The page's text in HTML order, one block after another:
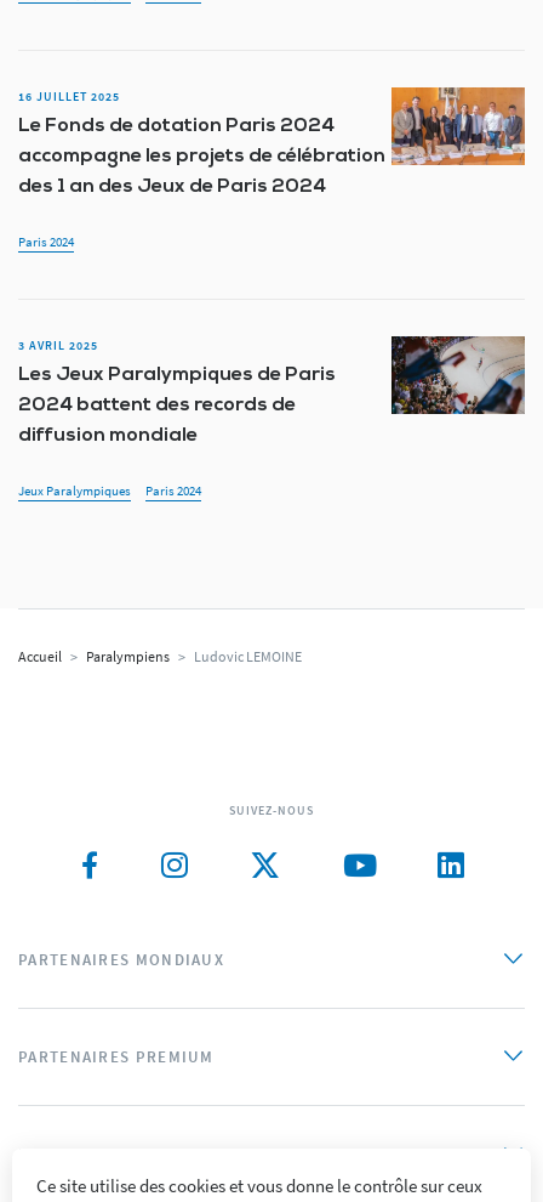
16 JUILLET 2025
Le Fonds de dotation Paris 2024
accompagne les projets de célébration
des 1 an des Jeux de Paris 2024
Paris 2024
3 AVRIL 2025
Les Jeux Paralympiques de Paris
2024 battent des records de
diffusion mondiale
Jeux Paralympiques Paris 2024
Accueil > Paralympiens > Ludovic LEMOINE
SUIVEZ-NOUS
PARTENAIRES MONDIAUX
PARTENAIRES PREMIUM
Ce site utilise des cookies et vous donne le contrôle sur ceux